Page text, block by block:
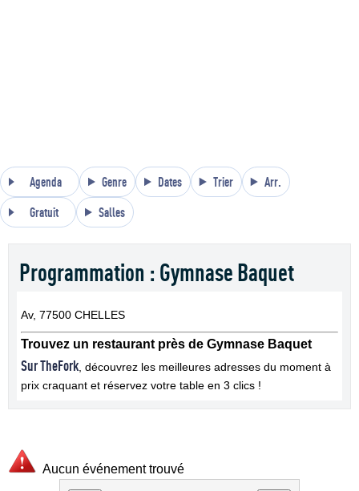
Agenda Genre Dates Trier Arr.
Gratuit Salles
Programmation : Gymnase Baquet
Av, 77500 CHELLES
Trouvez un restaurant près de Gymnase Baquet
Sur TheFork , découvrez les meilleures adresses du moment à
prix craquant et réservez votre table en 3 clics !
Aucun événement trouvé